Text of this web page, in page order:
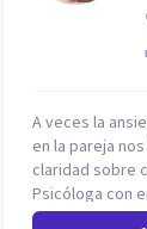
A veces la
en la pareja
claridad sobre cómo
Psicóloga con
procesos de